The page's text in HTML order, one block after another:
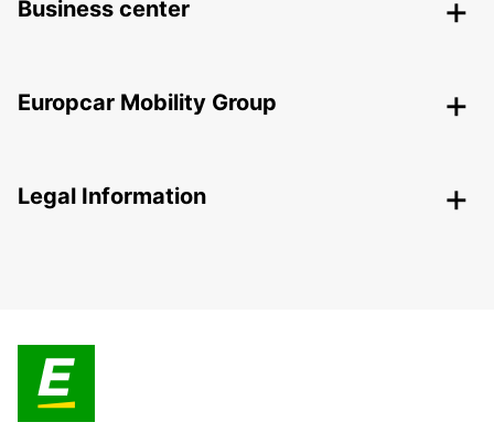
Business center
Europcar Mobility Group
Legal Information